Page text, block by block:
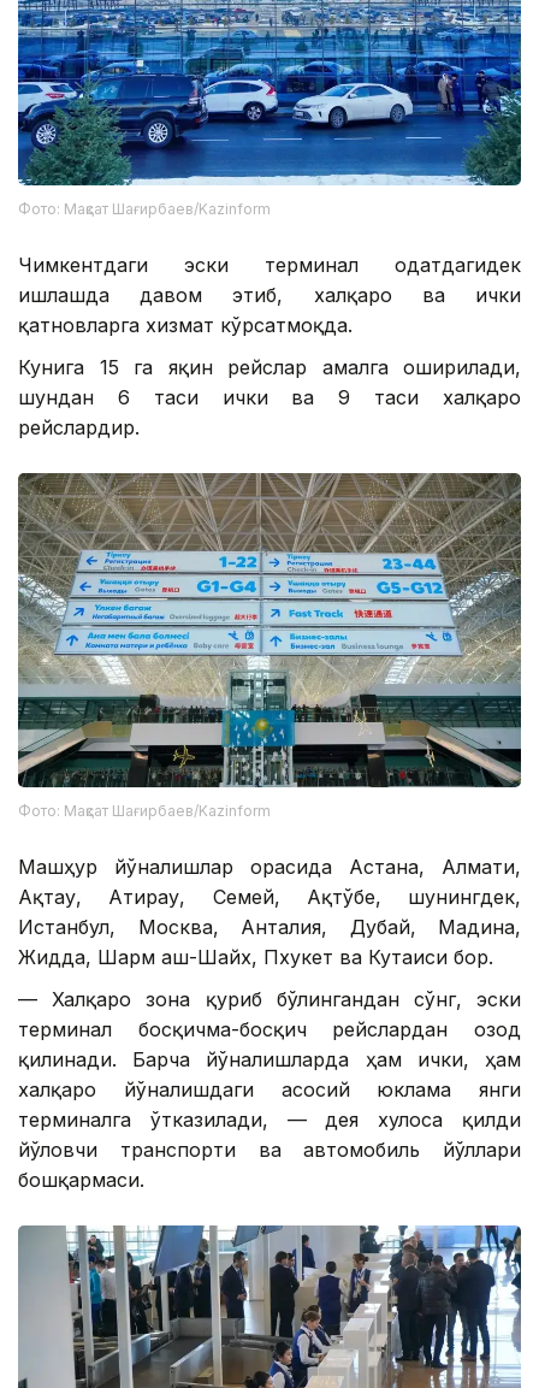
Фото: Мақсат Шағирбаев/Kazinform
Чимкентдаги эски терминал одатдагидек
ишлашда давом этиб, халқаро ва ички
қатновларга хизмат кўрсатмоқда.
Кунига 15 га яқин рейслар амалга оширилади,
шундан 6 таси ички ва 9 таси халқаро
рейслардир.
Фото: Мақсат Шағирбаев/Kazinform
Машҳур йўналишлар орасида Астана, Алмати,
Ақтау, Атирау, Семей, Ақтўбе, шунингдек,
Истанбул, Москва, Анталия, Дубай, Мадина,
Жидда, Шарм аш-Шайх, Пхукет ва Кутаиси бор.
— Халқаро зона қуриб бўлингандан сўнг, эски
терминал босқичма-босқич рейслардан озод
қилинади. Барча йўналишларда ҳам ички, ҳам
халқаро йўналишдаги асосий юклама янги
терминалга ўтказилади, — дея хулоса қилди
йўловчи транспорти ва автомобиль йўллари
бошқармаси.